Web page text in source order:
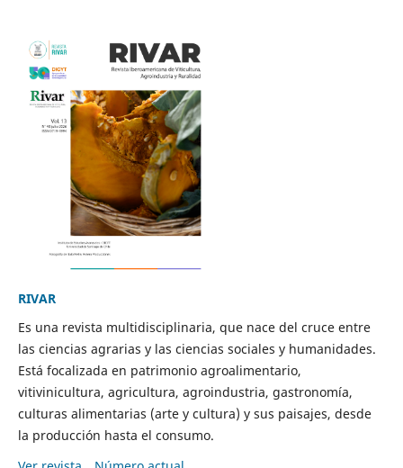
RIVAR
Es una revista multidisciplinaria, que nace del cruce entre
las ciencias agrarias y las ciencias sociales y humanidades.
Está focalizada en patrimonio agroalimentario,
vitivinicultura, agricultura, agroindustria, gastronomía,
culturas alimentarias (arte y cultura) y sus paisajes, desde
la producción hasta el consumo.